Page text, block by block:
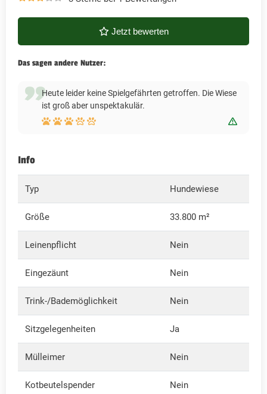
Jetzt bewerten
Das sagen andere Nutzer:
Heute leider keine Spielgefährten getroffen. Die Wiese
ist groß aber unspektakulär.
Info
Typ Hundewiese
Größe 33.800 m²
Leinenpflicht Nein
Eingezäunt Nein
Trink-/Bademöglichkeit Nein
Sitzgelegenheiten Ja
Mülleimer Nein
Kotbeutelspender Nein